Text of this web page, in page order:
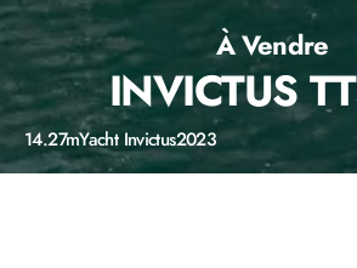
À Vendre
INVICTUS
14.27mYacht Invictus2023